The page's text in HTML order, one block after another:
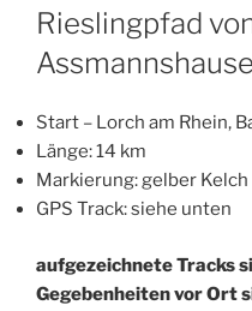
AM
Rieslingpfad
Start – Lorch am Rhein,
Länge: 14 km
Markierung: gelber Kelch
GPS Track: siehe unten
aufgezeichnete Tracks
Gegebenheiten vor Ort